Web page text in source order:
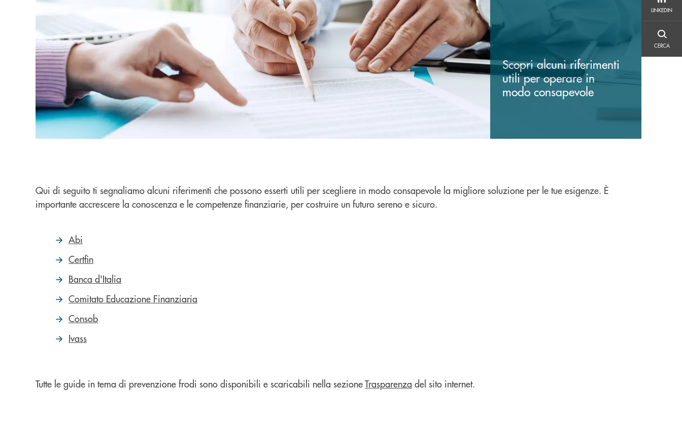
LINKEDIN
CERCA
Scopri alcuni riferimenti
utili per operare in
modo consapevole
Qui di seguito ti segnaliamo alcuni riferimenti che possono esserti utili per scegliere in modo consapevole la migliore soluzione per le tue esigenze. È
importante accrescere la conoscenza e le competenze finanziarie, per costruire un futuro sereno e sicuro.
Abi
Certfin
Banca d'Italia
Comitato Educazione Finanziaria
Consob
Ivass
Tutte le guide in tema di prevenzione frodi sono disponibili e scaricabili nella sezioneTrasparenza del sito internet.